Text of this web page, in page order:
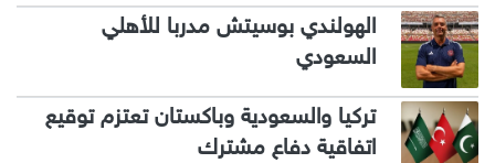
الهولندي بوسيتش مدربا للأهلي
السعودي
تركيا والسعودية وباكستان تعتزم توقيع
اتفاقية دفاع مشترك